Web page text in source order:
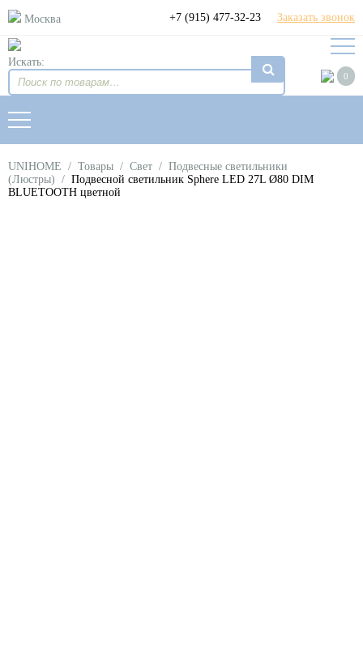
Москва +7 (915) 477-32-23 Заказать звонок
Искать:
0
UNIHOME / Товары / Свет / Подвесные светильники
(Люстры) / Подвесной светильник Sphere LED 27L Ø80 DIM
BLUETOOTH цветной